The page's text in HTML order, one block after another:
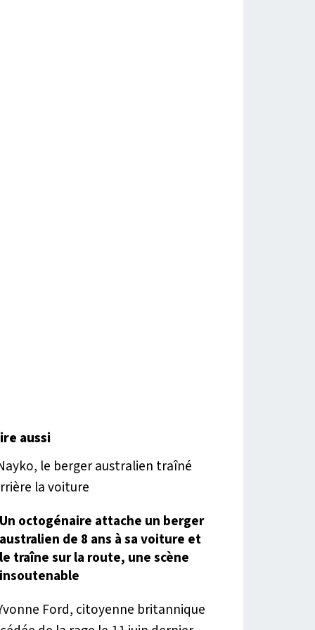
aussi
Un octogénaire attache un berger
australien de 8 ans à sa voiture et
le traîne sur la route, une scène
insoutenable